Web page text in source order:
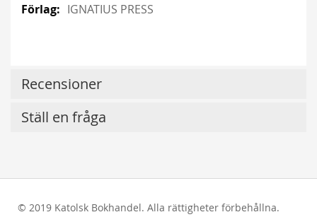
IGNATIUS PRESS
Recensioner
Ställ en fråga
© 2019 Katolsk Bokhandel. Alla rättigheter förbehållna.